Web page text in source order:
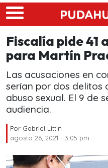
Skip to main content
Fiscalía pide 41
para Martín
Las acusaciones en
serían por dos delitos
abuso sexual. El 9 de
audiencia.
Por Gabriel Littin
agosto 26, 2021 - 3:05 pm